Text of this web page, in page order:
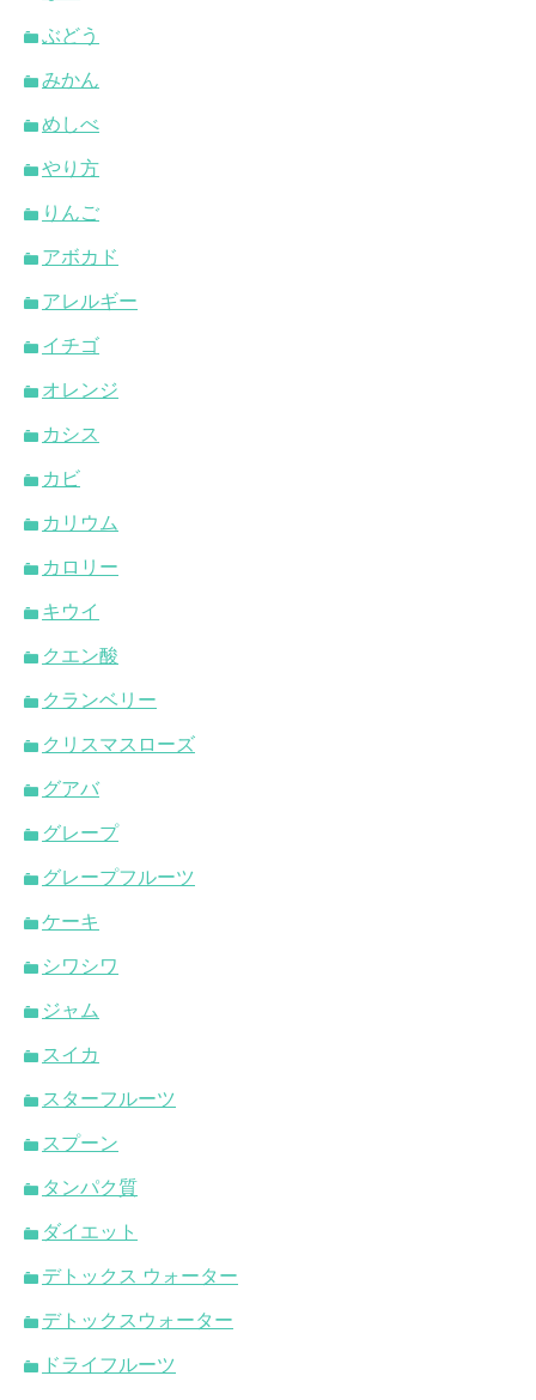
ぶどう
みかん
めしべ
やり方
りんご
アボカド
アレルギー
イチゴ
オレンジ
カシス
カビ
カリウム
カロリー
キウイ
クエン酸
クランベリー
クリスマスローズ
グアバ
グレープ
グレープフルーツ
ケーキ
シワシワ
ジャム
スイカ
スターフルーツ
スプーン
タンパク質
ダイエット
デトックス ウォーター
デトックスウォーター
ドライフルーツ